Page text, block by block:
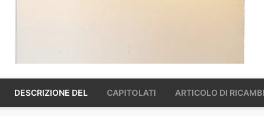
DESCRIZIONE DEL CAPITOLATI ARTICOLO DI